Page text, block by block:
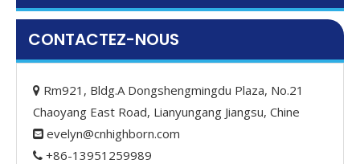
CONTACTEZ-NOUS
 Rm921, Bldg.A Dongshengmingdu Plaza, No.21
Chaoyang East Road, Lianyungang Jiangsu, Chine
 evelyn@cnhighborn.com
 +86-13951259989